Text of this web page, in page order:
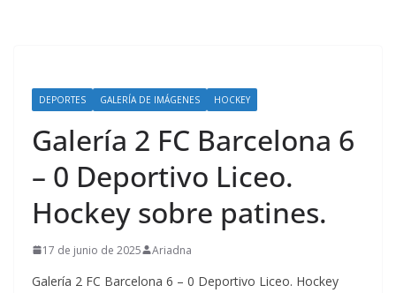
DEPORTES GALERÍA DE IMÁGENES HOCKEY
Galería 2 FC Barcelona 6
– 0 Deportivo Liceo.
Hockey sobre patines.
17 de junio de 2025 Ariadna
Galería 2 FC Barcelona 6 – 0 Deportivo Liceo. Hockey